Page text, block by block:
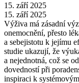
15. září 2025
15. září 2025
Výživa má zásadní
onemocnění, přesto
a sebejistotu k jejímu
studie ukazují, že
a nejednotná, což se
dovedností při
inspiraci k